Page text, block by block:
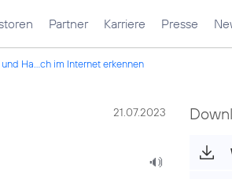
Partner Karriere Presse
Ha...ch im Internet erkennen
21.07.2023